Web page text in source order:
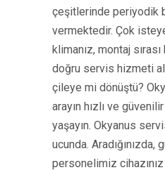
çeşitlerinde periyodik
vermektedir. Çok
klimanız, montaj
doğru servis hizmeti
çileye mi dönüştü?
arayın hızlı ve güvenilir
yaşayın. Okyanus
ucunda. Aradığınızda,
personelimiz